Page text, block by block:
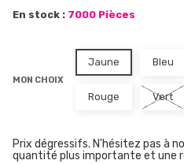
En stock : 7000 Pièces
MON CHOIX
Jaune Bleu
Rouge Vert
Prix dégressifs. N'hésitez pas à
quantité plus importante et une